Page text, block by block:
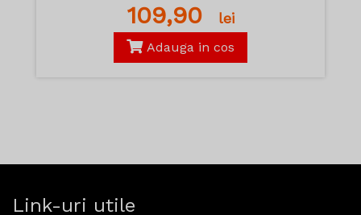
109,90 lei
Adauga in cos
Link-uri utile